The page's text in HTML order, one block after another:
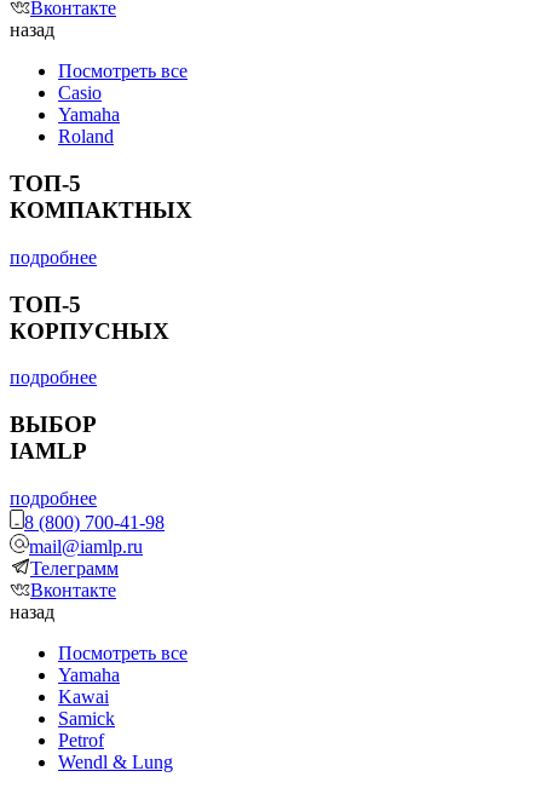
Вконтакте
назад
Посмотреть все
Casio
Yamaha
Roland
ТОП-5
КОМПАКТНЫХ
подробнее
ТОП-5
КОРПУСНЫХ
подробнее
ВЫБОР
IAMLP
подробнее
8 (800) 700-41-98
mail@iamlp.ru
Телеграмм
Вконтакте
назад
Посмотреть все
Yamaha
Kawai
Samick
Petrof
Wendl & Lung